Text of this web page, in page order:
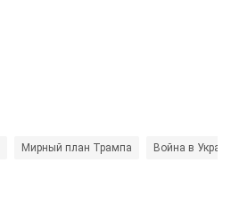
Мирный план Трампа Война в